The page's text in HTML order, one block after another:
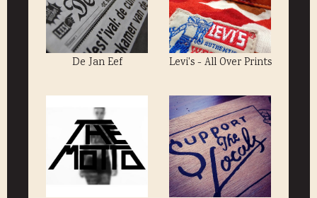
De Jan Eef Levi's - All Over Prints